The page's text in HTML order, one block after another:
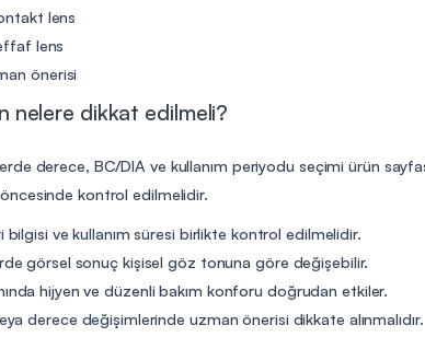
lens
lens
önerisi
nelere dikkat edilmeli?
derece, BC/DIA ve kullanım periyodu seçimi ürün
kontrol edilmelidir.
bilgisi ve kullanım süresi birlikte kontrol edilmelidir.
görsel sonuç kişisel göz tonuna göre değişebilir.
hijyen ve düzenli bakım konforu doğrudan etkiler.
derece değişimlerinde uzman önerisi dikkate alınmalıdır.